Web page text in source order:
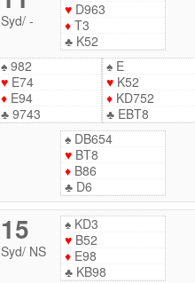
Syd/ -
♥D963
♦T3
♣K52
♠ 982
♥ E74
♦ E94
♣ 9743
♠ E
♥ K52
♦ KD752
♣ EBT8
♠DB654
♥BT8
♦B86
♣D6
15
Syd/ NS
♠KD3
♥B52
♦E98
♣KB98